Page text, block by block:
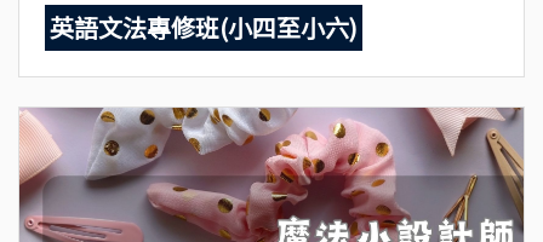
英語文法專修班(小四至小六)